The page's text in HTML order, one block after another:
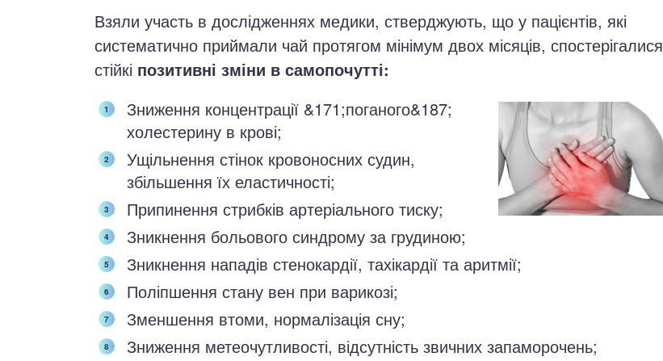
Взяли участь в дослідженнях медики, стверджують, що у пацієнтів, які
систематично приймали чай протягом мінімум двох місяців, спостерігалися
стійкі позитивні зміни в самопочутті:
Зниження концентрації &171;поганого&187;
холестерину в крові;
Ущільнення стінок кровоносних судин,
збільшення їх еластичності;
Припинення стрибків артеріального тиску;
Зникнення больового синдрому за грудиною;
Зникнення нападів стенокардії, тахікардії та аритмії;
Поліпшення стану вен при варикозі;
Зменшення втоми, нормалізація сну;
Зниження метеочутливості, відсутність звичних запаморочень;